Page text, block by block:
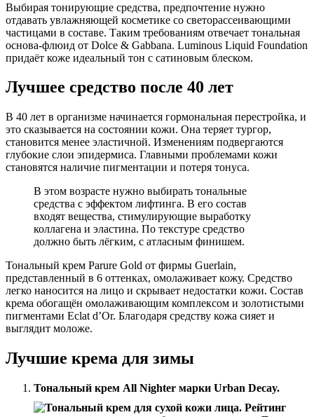
Выбирая тонирующие средства, предпочтение нужно
отдавать увлажняющей косметике со светорассеивающими
частицами в составе. Таким требованиям отвечает тональная
основа-флюид от Dolce & Gabbana. Luminous Liquid Foundation
придаёт коже идеальный тон с сатиновым блеском.
Лучшее средство после 40 лет
В 40 лет в организме начинается гормональная перестройка, и
это сказывается на состоянии кожи. Она теряет тургор,
становится менее эластичной. Изменениям подвергаются
глубокие слои эпидермиса. Главными проблемами кожи
становятся наличие пигментации и потеря тонуса.
В этом возрасте нужно выбирать тональные
средства с эффектом лифтинга. В его состав
входят вещества, стимулирующие выработку
коллагена и эластина. По текстуре средство
должно быть лёгким, с атласным финишем.
Тональный крем Parure Gold от фирмы Guerlain,
представленный в 6 оттенках, омолаживает кожу. Средство
легко наносится на лицо и скрывает недостатки кожи. Состав
крема обогащён омолаживающим комплексом и золотистыми
пигментами Eclat d’Or. Благодаря средству кожа сияет и
выглядит моложе.
Лучшие крема для зимы
Тональный крем All Nighter марки Urban Decay.